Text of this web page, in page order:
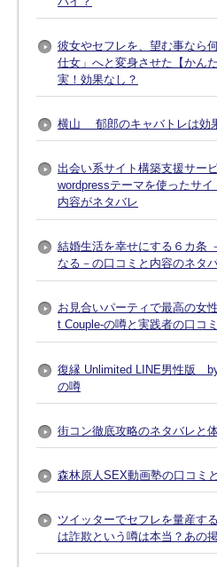
彼女やセフレを、望む事なら
仕女」へと変身させた【かん
実！効果なし？
横山 郁郎のキャバトレは効
出会い系サイト構築支援サー
wordpressテーマを使ったサ
内容がネタバレ
結婚生活を幸せにする６カ条
なる－の口コミと内容のネタ
お見合いパーティで最高の女
t Couple-の噂と実践者の口コミ
復縁 Unlimited LINE男性版
の噂
街コン徹底攻略のネタバレと
森林原人SEX動画塾の口コミ
ツイッターでセフレを量産す
は詐欺という噂は本当？あの